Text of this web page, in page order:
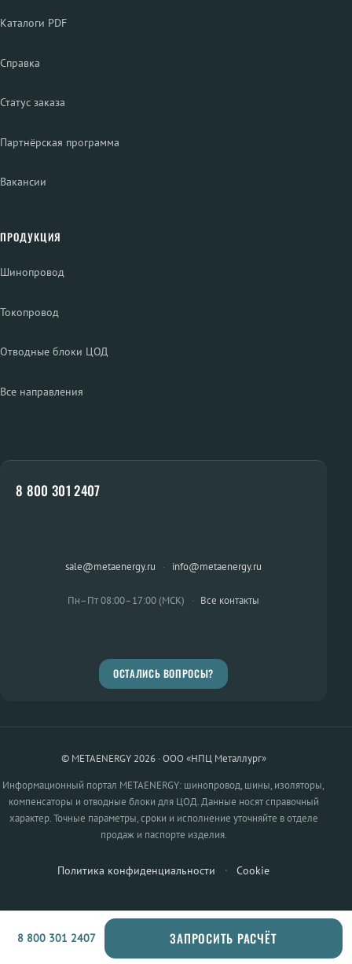
Каталоги PDF
Справка
Статус заказа
Партнёрская программа
Вакансии
ПРОДУКЦИЯ
Шинопровод
Токопровод
Отводные блоки ЦОД
Все направления
8 800 301 2407
sale@metaenergy.ru · info@metaenergy.ru
Пн–Пт 08:00–17:00 (МСК) · Все контакты
ОСТАЛИСЬ ВОПРОСЫ?
© METAENERGY 2026 · ООО «НПЦ Металлург»
Информационный портал METAENERGY: шинопровод, шины, изоляторы,
компенсаторы и отводные блоки для ЦОД. Данные носят справочный
характер. Точные параметры, сроки и исполнение уточняйте в отделе
продаж и паспорте изделия.
Политика конфиденциальности · Cookie
8 800 301 2407 ЗАПРОСИТЬ РАСЧЁТ